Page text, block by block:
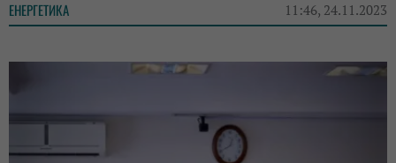
ЕНЕРГЕТИКА 11:46, 24.11.2023